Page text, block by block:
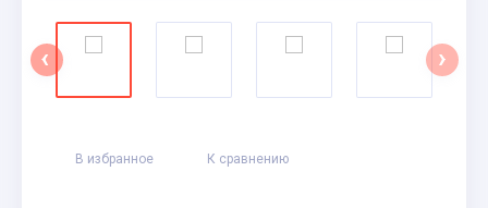
‹ ›
В избранное К сравнению